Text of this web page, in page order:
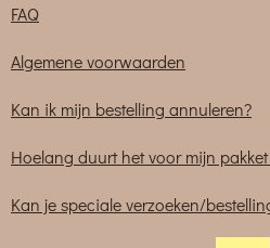
FAQ
Algemene voorwaarden
Kan ik mijn bestelling annuleren?
Hoelang duurt het voor mijn
Kan je speciale verzoeken/